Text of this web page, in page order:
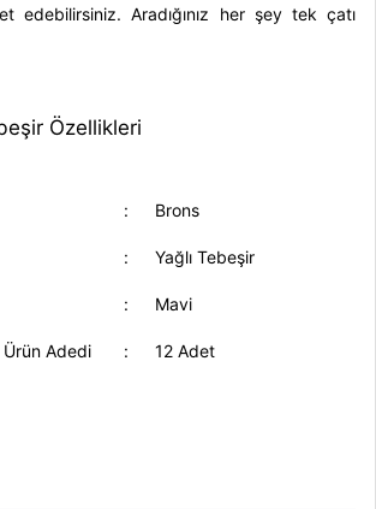
edebilirsiniz. Aradığınız her şey tek çatı
Özellikleri
: Brons
: Yağlı Tebeşir
: Mavi
Adedi : 12 Adet